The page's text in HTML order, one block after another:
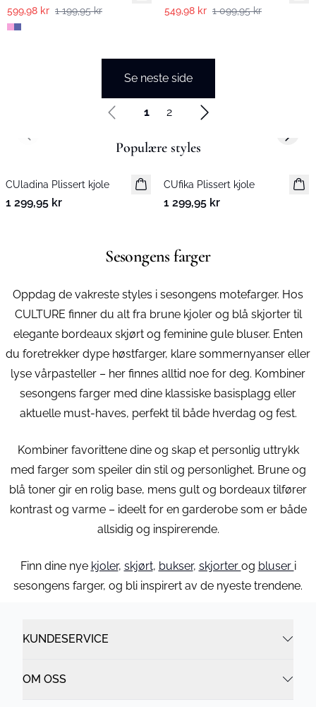
599,98 kr 1 199,95 kr
549,98 kr 1 099,95 kr
Se neste side
1 2
Populære styles
Nyhet
CUladina Plissert kjole
1 299,95 kr
Nyhet
CUfika Plissert kjole
1 299,95 kr
Previous slide Next
Sesongens farger
Oppdag de vakreste styles i sesongens mote­farger. Hos
CULTURE finner du alt fra brune kjoler og blå skjorter til
elegante bordeaux skjørt og feminine gule bluser. Enten
du foretrekker dype høstfarger, klare sommernyanser eller
lyse vårpasteller – her finnes alltid noe for deg. Kombiner
sesongens farger med dine klassiske basisplagg eller
aktuelle must-haves, perfekt til både hverdag og fest.
Kombiner favorittene dine og skap et personlig uttrykk
med farger som speiler din stil og personlighet. Brune og
blå toner gir en rolig base, mens gult og bordeaux tilfører
kontrast og varme – ideelt for en garderobe som er både
allsidig og inspirerende.
Finn dine nye kjoler, skjørt, bukser, skjorter og bluser i
sesongens farger, og bli inspirert av de nyeste trendene.
KUNDESERVICE
OM OSS